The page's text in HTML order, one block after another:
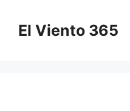
contenido
El Viento 365